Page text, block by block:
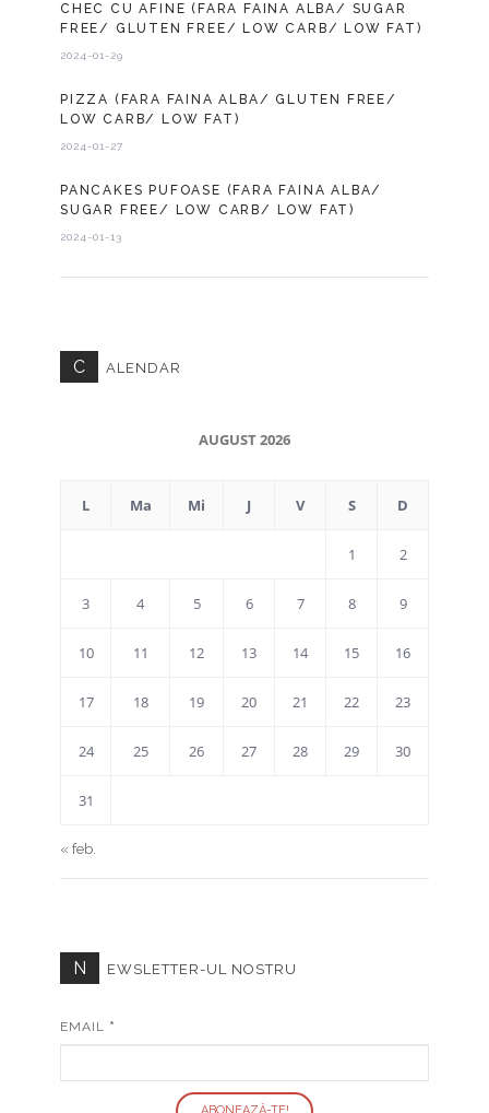
CHEC CU AFINE (FARA FAINA ALBA/ SUGAR
FREE/ GLUTEN FREE/ LOW CARB/ LOW FAT)
2024-01-29
PIZZA (FARA FAINA ALBA/ GLUTEN FREE/
LOW CARB/ LOW FAT)
2024-01-27
PANCAKES PUFOASE (FARA FAINA ALBA/
SUGAR FREE/ LOW CARB/ LOW FAT)
2024-01-13
C ALENDAR
AUGUST 2026
L Ma Mi J V S D
1 2
3 4 5 6 7 8 9
10 11 12 13 14 15 16
17 18 19 20 21 22 23
24 25 26 27 28 29 30
31
« feb.
N EWSLETTER-UL NOSTRU
EMAIL *